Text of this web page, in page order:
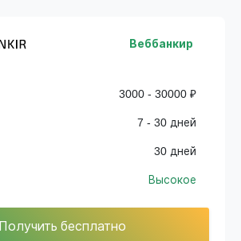
Веббанкир
3000 - 30000 ₽
7 - 30 дней
30 дней
Высокое
Получить бесплатно